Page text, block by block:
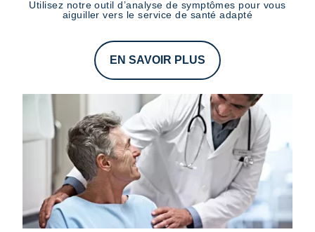
Utilisez notre outil d’analyse de symptômes pour vous
aiguiller vers le service de santé adapté
EN SAVOIR PLUS